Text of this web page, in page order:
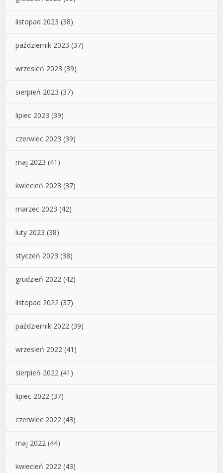
listopad 2023 (38)
październik 2023 (37)
wrzesień 2023 (39)
sierpień 2023 (37)
lipiec 2023 (39)
czerwiec 2023 (39)
maj 2023 (41)
kwiecień 2023 (37)
marzec 2023 (42)
luty 2023 (38)
styczeń 2023 (38)
grudzień 2022 (42)
listopad 2022 (37)
październik 2022 (39)
wrzesień 2022 (41)
sierpień 2022 (41)
lipiec 2022 (37)
czerwiec 2022 (43)
maj 2022 (44)
kwiecień 2022 (43)